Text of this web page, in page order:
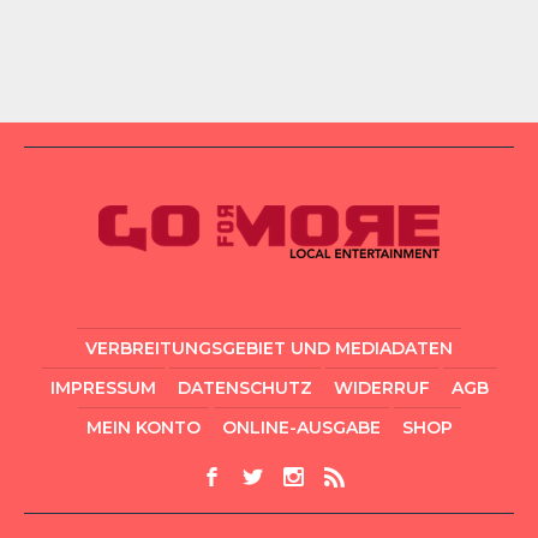
VERBREITUNGSGEBIET UND MEDIADATEN
IMPRESSUM
DATENSCHUTZ WIDERRUF
AGB
MEIN KONTO
ONLINE-AUSGABE SHOP